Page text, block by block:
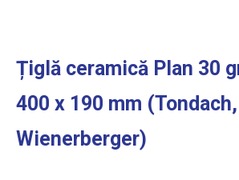
Țiglă ceramică Plan 30
400 x 190 mm (Tondach,
Wienerberger)